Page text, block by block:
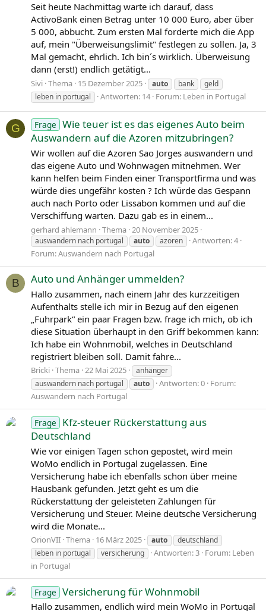
Seit heute Nachmittag warte ich darauf, dass
ActivoBank einen Betrag unter 10 000 Euro, aber über
5 000, abbucht. Zum ersten Mal forderte mich die App
auf, mein "Überweisungslimit" festlegen zu sollen. Ja, 3
Mal gemacht, ehrlich. Ich bin´s wirklich. Überweisung
dann (erst!) endlich getätigt...
Sivi Thema 15 Dezember 2025 auto bank
geld
leben in portugal
Antworten: 14 Forum: Leben in Portugal
G Frage Wie teuer ist es das eigenes Auto beim
Auswandern auf die Azoren mitzubringen?
Wir wollen auf die Azoren Sao Jorges auswandern und
das eigene Auto und Wohnwagen mitnehmen. Wer
kann helfen beim Finden einer Transportfirma und was
würde dies ungefähr kosten ? Ich würde das Gespann
auch nach Porto oder Lissabon kommen und auf die
Verschiffung warten. Dazu gab es in einem...
gerhard ahlemann Thema 20 November 2025
auswandern nach portugal auto azoren
Antworten: 4
Forum:Auswandern nach Portugal
B Auto und Anhänger ummelden?
Hallo zusammen, nach einem Jahr des kurzzeitigen
Aufenthalts stelle ich mir in Bezug auf den eigenen
„Fuhrpark“ ein paar Fragen bzw. frage ich mich, ob ich
diese Situation überhaupt in den Griff bekommen kann:
Ich habe ein Wohnmobil, welches in Deutschland
registriert bleiben soll. Damit fahre...
Bricki Thema 22 Mai 2025
anhänger
auswandern nach portugal
auto Antworten: 0 Forum:
Auswandern nach Portugal
Frage
Kfz-steuer Rückerstattung aus
Deutschland
Wie vor einigen Tagen schon gepostet, wird mein
WoMo endlich in Portugal zugelassen. Eine
Versicherung habe ich ebenfalls schon über meine
Hausbank gefunden. Jetzt geht es um die
Rückerstattung der geleisteten Zahlungen für
Versicherung und Steuer. Meine deutsche Versicherung
wird die Monate...
OrionVII Thema 16 März 2025 auto
deutschland
leben in portugal
versicherung Antworten: 3 Forum: Leben
in Portugal
Frage Versicherung für Wohnmobil
Hallo zusammen, endlich wird mein WoMo in Portugal